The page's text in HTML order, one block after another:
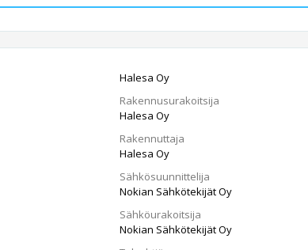
Halesa Oy
Rakennusurakoitsija
Halesa Oy
Rakennuttaja
Halesa Oy
Sähkösuunnittelija
Nokian Sähkötekijät Oy
Sähköurakoitsija
Nokian Sähkötekijät Oy